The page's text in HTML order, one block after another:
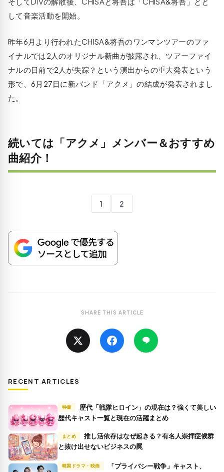
して音楽活動を開始。
昨年6月より行われたCHISA&将吾のワンマンツアーのファ
イナルでは2人のオリジナル新曲が披露され、ツアーファイ
ナルの目前で2人が失踪？という演出からの重大発表という
形で、6月27日に新バンド「アクメ」の結成が発表されまし
た。
続いては「アクメ」メンバー＆おすすめ
曲紹介！
1 2
SHARE THIS ARTICLE
RECENT ARTICLES
特撮
歴代キャスト一覧と現在の活躍まとめ
まとめ
推し活依存はなぜ起きる？有名人崇拝症候群
と抜け出せないビジネスの罠
韓国ドラマ・映画